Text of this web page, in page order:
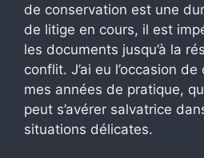
de conservation est une
de litige en cours, il est
les documents jusqu’à la
conflit. J’ai eu l’occasion
mes années de pratique,
peut s’avérer salvatrice
situations délicates.